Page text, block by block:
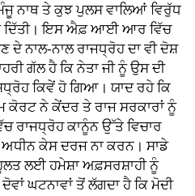
ਨਾਥ ਤੇ ਕੁਝ ਪੁਲਸ ਵਾਲਿਆਂ ਵਿਰੁੱਧ
ਇਸ ਐਫ਼ ਆਈ ਆਰ ਵਿੱਚ
ਦੇ ਨਾਲ-ਨਾਲ ਰਾਜਧ੍ਰੋਹ ਦਾ ਵੀ ਦੋਸ਼
ਗੱਲ ਹੈ ਕਿ ਨੇਤਾ ਜੀ ਨੂੰ ਉਸ ਦੀ
ਕਿਵੇਂ ਹੋ ਗਿਆ। ਯਾਦ ਰਹੇ ਕਿ
ਕੋਰਟ ਨੇ ਕੇਂਦਰ ਤੇ ਰਾਜ ਸਰਕਾਰਾਂ ਨੂੰ
ਰਾਜਧ੍ਰੋਹ ਕਾਨੂੰਨ ਉੱਤੇ ਵਿਚਾਰ
ਕੇਸ ਦਰਜ ਨਾ ਕਰਨ। ਸਾਡੇ
ਲਈ ਹਮੇਸ਼ਾ ਅਫ਼ਸਰਸ਼ਾਹੀ ਨੂੰ
ਘਟਨਾਵਾਂ ਤੋਂ ਲੱਗਦਾ ਹੈ ਕਿ ਮੋਦੀ